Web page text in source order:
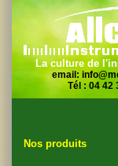
La culture de
email:
Tél : 04 42
Nos produits